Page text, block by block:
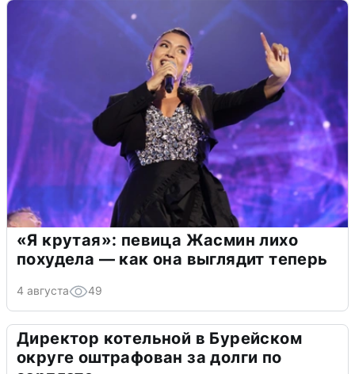
«Я крутая»: певица Жасмин лихо
похудела — как она выглядит теперь
4 августа 49
Директор котельной в Бурейском
округе оштрафован за долги по